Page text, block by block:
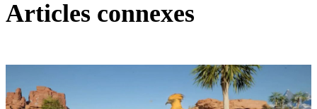
Articles connexes